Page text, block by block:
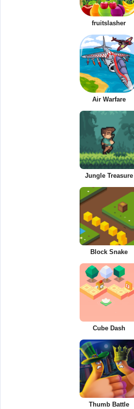
fruitslasher
Air Warfare
Jungle Treasure
Block Snake
Cube Dash
Thumb Battle